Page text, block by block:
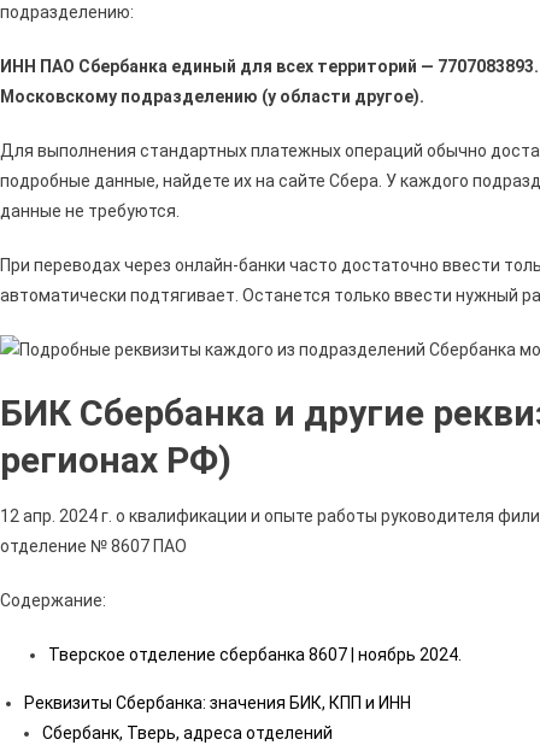
подразделению:
ИНН ПАО Сбербанка единый для всех территорий —
Московскому подразделению (у области другое).
Для выполнения стандартных платежных операций обычно
подробные данные, найдете их на сайте Сбера. У каждого
данные не требуются.
При переводах через онлайн-банки часто достаточно ввести
автоматически подтягивает. Останется только ввести нужный
БИК Сбербанка и другие
регионах РФ)
12 апр. 2024 г. о квалификации и опыте работы руководителя
отделение № 8607 ПАО
Содержание:
Тверское отделение сбербанка 8607 | ноябрь 2024.
Реквизиты Сбербанка: значения БИК, КПП и ИНН
Сбербанк, Тверь, адреса отделений